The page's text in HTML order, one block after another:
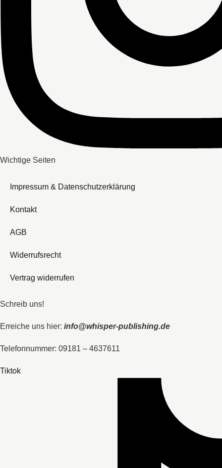
Wichtige Seiten
Impressum & Datenschutzerklärung
Kontakt
AGB
Widerrufsrecht
Vertrag widerrufen
Schreib uns!
Erreiche uns hier: info@whisper-publishing.de
Telefonnummer: 09181 – 4637611
Tiktok